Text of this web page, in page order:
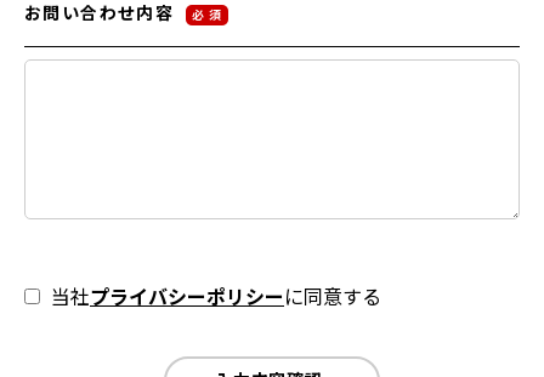
お問い合わせ内容 必 須
当社プライバシーポリシーに同意する